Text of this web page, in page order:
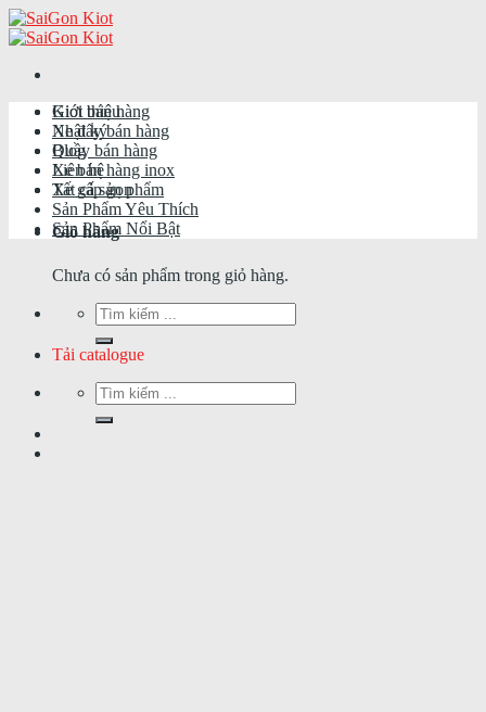
Skip
to
Giới thiệu
Nhật ký
Blog
Liên hệ
Tất cả sản phẩm
Giỏ hàng
Chưa có sản phẩm trong giỏ hàng.
Tìm
kiếm:
Tải catalogue
Tìm
kiếm:
Kiot bán hàng
Xe đẩy bán hàng
Quầy bán hàng
Xe bán hàng inox
Xe gấp gọn
Sản Phẩm Yêu Thích
Sản Phẩm Nổi Bật